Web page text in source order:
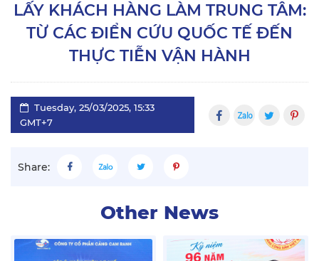
LẤY KHÁCH HÀNG LÀM TRUNG TÂM:
TỪ CÁC ĐIỂN CỨU QUỐC TẾ ĐẾN
THỰC TIỄN VẬN HÀNH
Tuesday, 25/03/2025, 15:33
GMT+7
Share:
Other News